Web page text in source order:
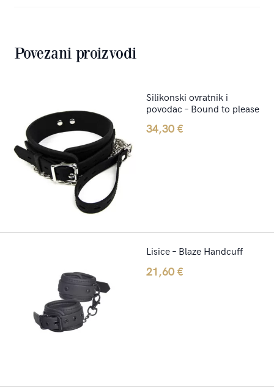
Povezani proizvodi
Silikonski ovratnik i
povodac – Bound to please
34,30€
Lisice – Blaze Handcuff
21,60€